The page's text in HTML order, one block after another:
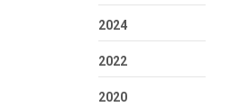
2024
2022
2020